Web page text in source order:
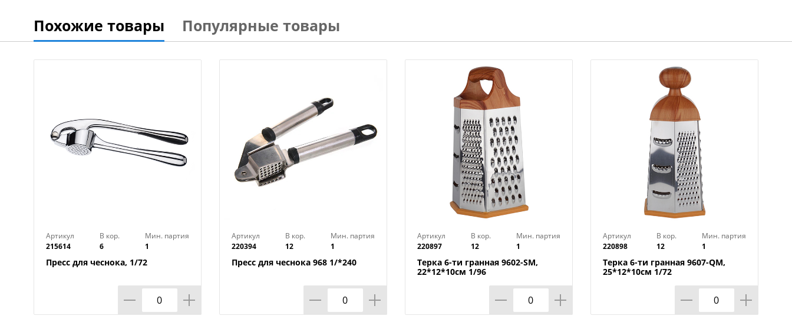
Размер упаковки : 24х8,8х6,1 см
Страна производства : Китай
Похожие товары Популярные товары
Артикул
215614
В кор.
6
Мин. партия
1
Пресс для чеснока, 1/72
Артикул
220394
В кор.
12
Мин. партия
1
Пресс для чеснока 968 1/*240
Артикул
220897
В кор.
12
Мин. партия
1
Терка 6-ти гранная 9602-SM,
22*12*10см 1/96
Артикул
220898
В кор.
12
Мин. партия
1
Терка 6-ти гранная 9607-QM,
25*12*10см 1/72